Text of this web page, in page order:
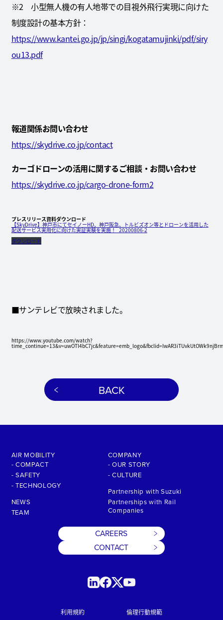
※2 小型無人機の有人地帯での目視外飛行実現に向けた
制度設計の基本方針：
https://www.kantei.go.jp/jp/singi/kogatamujinki/pdf/siry
ou13.pdf
報道関係お問い合わせ
https://skydrive.co.jp/contact
カーゴドローンの活用に関するご相談・お問い合わせ
https://skydrive.co.jp/cargo-drone-form2
プレスリリース資料ダウンロード
【SkyDrive】神戸市にてセイノーHD、神戸阪急、トルビズオン等とドローンを活用した
配送サービス実用化に向けた実証実験を実施！_20200806-2
ダウンロード
■サンテレビで放映されました。
https://www.youtube.com/watch?
BACK
AIR MOBILITY
- COMPACT
- SAFETY
- TECHNOLOGY
NEWS
TEAM
COMPANY
- OUR STORY
- CULTURE
Partnership with Suzuki
Partnerships with Rail
Companies
CAREERS
CONTACT
利用規約 倫理行動規範